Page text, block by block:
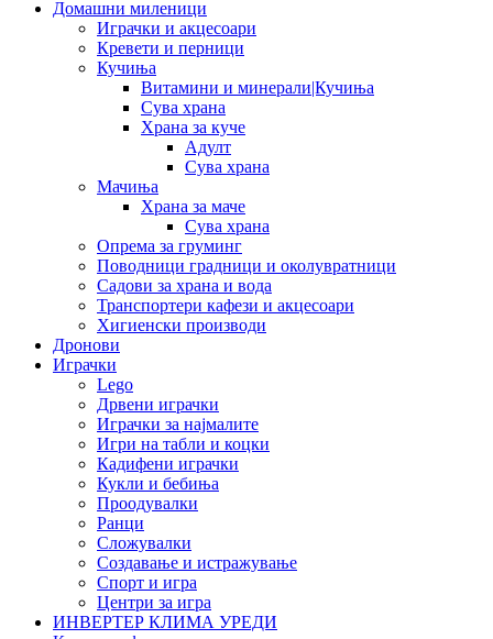
Домашни миленици
Играчки и акцесоари
Кревети и перници
Кучиња
Витамини и минерали|Кучиња
Сува храна
Храна за куче
Адулт
Сува храна
Мачиња
Храна за маче
Сува храна
Опрема за груминг
Поводници градници и околувратници
Садови за храна и вода
Транспортери кафези и акцесоари
Хигиенски производи
Дронови
Играчки
Lego
Дрвени играчки
Играчки за најмалите
Игри на табли и коцки
Кадифени играчки
Кукли и бебиња
Проодувалки
Ранци
Сложувалки
Создавање и истражување
Спорт и игра
Центри за игра
ИНВЕРТЕР КЛИМА УРЕДИ